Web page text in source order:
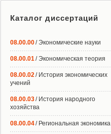
Каталог диссертаций
08.00.00/ Экономические науки
08.00.01/ Экономическая теория
08.00.02/ История экономических
учений
08.00.03/ История народного
хозяйства
08.00.04/ Региональная экономика